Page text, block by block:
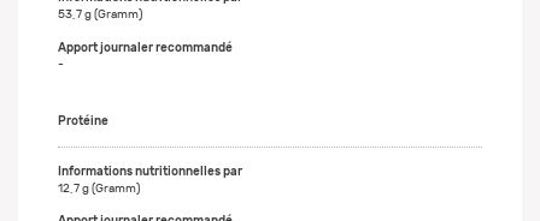
53,7 g (Gramm)
-
Protéine
12,7 g (Gramm)